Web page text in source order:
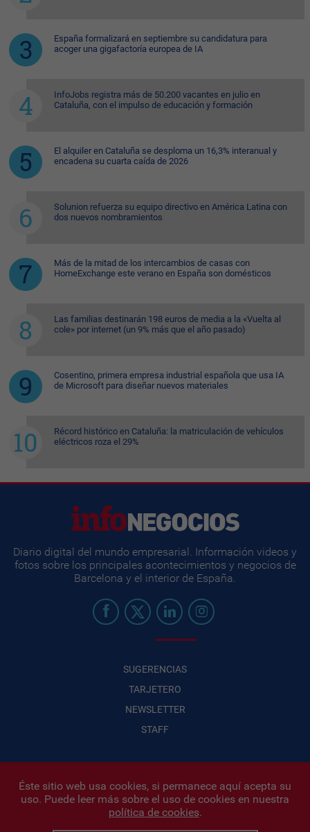
España formalizará en septiembre su candidatura para
acoger una gigafactoría europea de IA
InfoJobs registra más de 50.200 vacantes en julio en
Cataluña, con el impulso de educación y formación
El alquiler en Cataluña se desploma un 16,3% interanual y
encadena su cuarta caída de 2026
Solunion refuerza su equipo directivo en América Latina con
dos nuevos nombramientos
Más de la mitad de los intercambios de casas con
HomeExchange este verano en España son domésticos
Las familias destinarán 198 euros de media a la «Vuelta al
cole» por internet (un 9% más que el año pasado)
Cosentino, primera empresa industrial española que usa IA
de Microsoft para diseñar nuevos materiales
Récord histórico en Cataluña: la matriculación de vehículos
eléctricos roza el 29%
Diario digital del mundo empresarial. Información videos y
fotos sobre los principales acontecimientos y negocios de
Barcelona y el interior de España.
SUGERENCIAS
TARJETERO
NEWSLETTER
STAFF
Infonegocios 2026| INFONEGOCIOS S.A. · CUIT: 30710438486 |
Políticas de Privacidad|Protección de datos personales
Éste sitio web usa cookies, si permanece aquí acepta su
uso. Puede leer más sobre el uso de cookies en nuestra
política de cookies.